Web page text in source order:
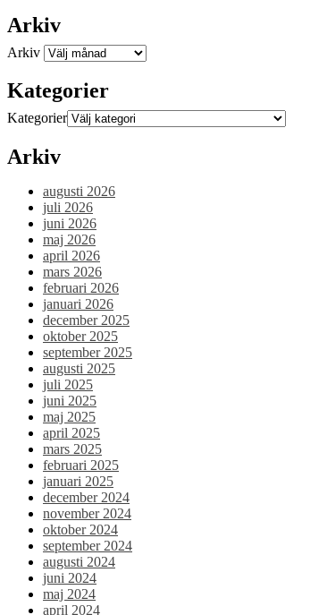
Arkiv
Arkiv
Kategorier
Kategorier
Arkiv
augusti 2026
juli 2026
juni 2026
maj 2026
april 2026
mars 2026
februari 2026
januari 2026
december 2025
oktober 2025
september 2025
augusti 2025
juli 2025
juni 2025
maj 2025
april 2025
mars 2025
februari 2025
januari 2025
december 2024
november 2024
oktober 2024
september 2024
augusti 2024
juni 2024
maj 2024
april 2024